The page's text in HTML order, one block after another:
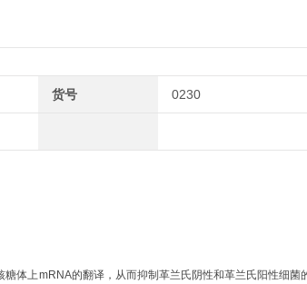
货号 0230
体上mRNA的翻译，从而抑制革兰氏阴性和革兰氏阳性细菌